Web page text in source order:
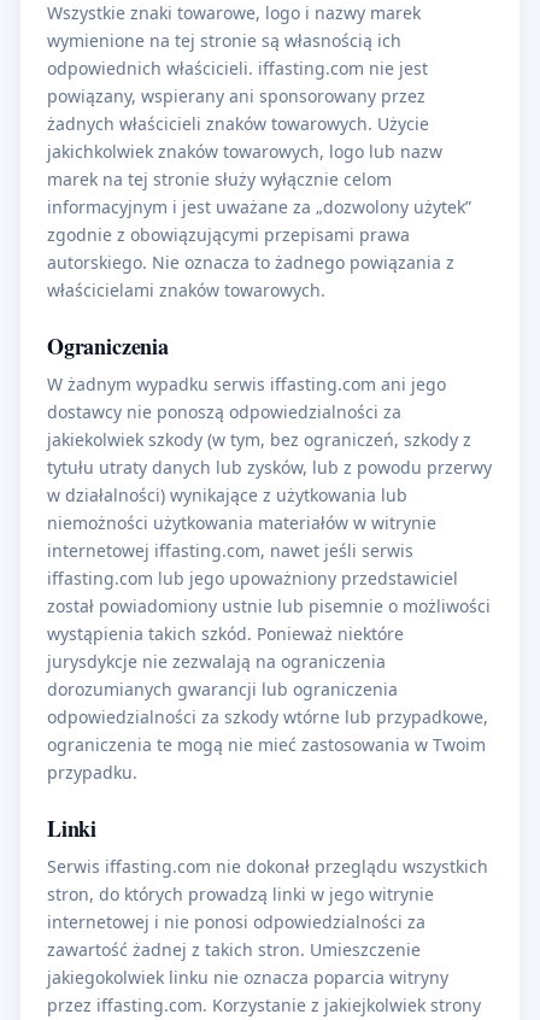
Wszystkie znaki towarowe, logo i nazwy marek
wymienione na tej stronie są własnością ich
odpowiednich właścicieli. iffasting.com nie jest
powiązany, wspierany ani sponsorowany przez
żadnych właścicieli znaków towarowych. Użycie
jakichkolwiek znaków towarowych, logo lub nazw
marek na tej stronie służy wyłącznie celom
informacyjnym i jest uważane za „dozwolony użytek”
zgodnie z obowiązującymi przepisami prawa
autorskiego. Nie oznacza to żadnego powiązania z
właścicielami znaków towarowych.
Ograniczenia
W żadnym wypadku serwis iffasting.com ani jego
dostawcy nie ponoszą odpowiedzialności za
jakiekolwiek szkody (w tym, bez ograniczeń, szkody z
tytułu utraty danych lub zysków, lub z powodu przerwy
w działalności) wynikające z użytkowania lub
niemożności użytkowania materiałów w witrynie
internetowej iffasting.com, nawet jeśli serwis
iffasting.com lub jego upoważniony przedstawiciel
został powiadomiony ustnie lub pisemnie o możliwości
wystąpienia takich szkód. Ponieważ niektóre
jurysdykcje nie zezwalają na ograniczenia
dorozumianych gwarancji lub ograniczenia
odpowiedzialności za szkody wtórne lub przypadkowe,
ograniczenia te mogą nie mieć zastosowania w Twoim
przypadku.
Linki
Serwis iffasting.com nie dokonał przeglądu wszystkich
stron, do których prowadzą linki w jego witrynie
internetowej i nie ponosi odpowiedzialności za
zawartość żadnej z takich stron. Umieszczenie
jakiegokolwiek linku nie oznacza poparcia witryny
przez iffasting.com. Korzystanie z jakiejkolwiek strony